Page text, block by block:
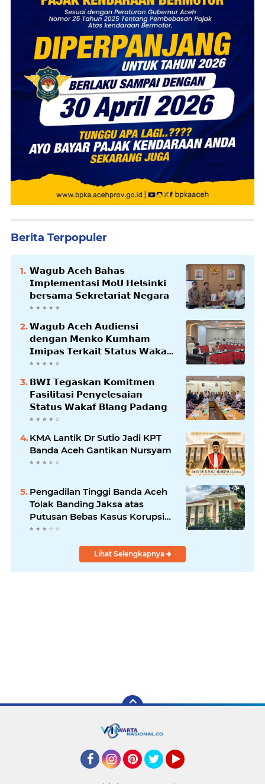
Berita Terpopuler
𝗪𝗮𝗴𝘂𝗯 𝗔𝗰𝗲𝗵 𝗕𝗮𝗵𝗮𝘀
𝗜𝗺𝗽𝗹𝗲𝗺𝗲𝗻𝘁𝗮𝘀𝗶 𝗠𝗼𝗨 𝗛𝗲𝗹𝘀𝗶𝗻𝗸𝗶
𝗯𝗲𝗿𝘀𝗮𝗺𝗮 𝗦𝗲𝗸𝗿𝗲𝘁𝗮𝗿𝗶𝗮𝘁 𝗡𝗲𝗴𝗮𝗿𝗮
𝗪𝗮𝗴𝘂𝗯 𝗔𝗰𝗲𝗵 𝗔𝘂𝗱𝗶𝗲𝗻𝘀𝗶
𝗱𝗲𝗻𝗴𝗮𝗻 𝗠𝗲𝗻𝗸𝗼 𝗞𝘂𝗺𝗵𝗮𝗺
𝗜𝗺𝗶𝗽𝗮𝘀 𝗧𝗲𝗿𝗸𝗮𝗶𝘁 𝗦𝘁𝗮𝘁𝘂𝘀 𝗪𝗮𝗸𝗮𝗳
𝗕𝗹𝗮𝗻𝗴𝗽𝗮𝗱𝗮𝗻𝗴
𝗕𝗪𝗜 𝗧𝗲𝗴𝗮𝘀𝗸𝗮𝗻 𝗞𝗼𝗺𝗶𝘁𝗺𝗲𝗻
𝗙𝗮𝘀𝗶𝗹𝗶𝘁𝗮𝘀𝗶 𝗣𝗲𝗻𝘆𝗲𝗹𝗲𝘀𝗮𝗶𝗮𝗻
𝗦𝘁𝗮𝘁𝘂𝘀 𝗪𝗮𝗸𝗮𝗳 𝗕𝗹𝗮𝗻𝗴 𝗣𝗮𝗱𝗮𝗻𝗴
KMA Lantik Dr Sutio Jadi KPT
Banda Aceh Gantikan Nursyam
Pengadilan Tinggi Banda Aceh
Tolak Banding Jaksa atas
Putusan Bebas Kasus Korupsi
Wastafel
Lihat Selengkapnya